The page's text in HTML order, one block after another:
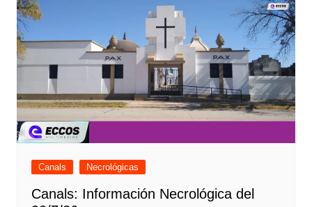
Canals Necrológicas
Canals: Información Necrológica del